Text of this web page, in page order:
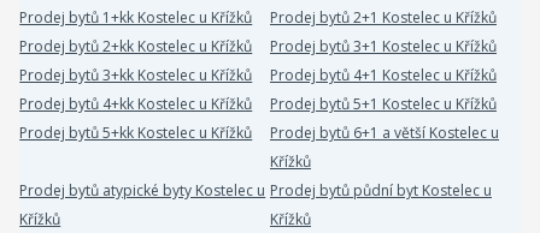
Prodej bytů 1+kk Kostelec u Křížků
Prodej bytů 2+1 Kostelec u Křížků
Prodej bytů 2+kk Kostelec u Křížků
Prodej bytů 3+1 Kostelec u Křížků
Prodej bytů 3+kk Kostelec u Křížků
Prodej bytů 4+1 Kostelec u Křížků
Prodej bytů 4+kk Kostelec u Křížků
Prodej bytů 5+1 Kostelec u Křížků
Prodej bytů 5+kk Kostelec u Křížků
Prodej bytů 6+1 a větší Kostelec u
Křížků
Prodej bytů atypické byty Kostelec u
Křížků
Prodej bytů půdní byt Kostelec u
Křížků